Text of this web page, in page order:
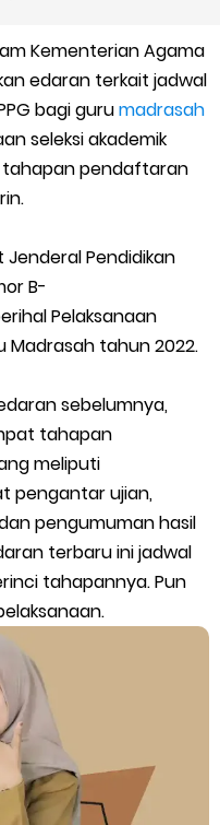
dan SMP/MTs
di EMIS-GTK Baru
Operator dan PTK
dan Madrasah
Client TKA 2026
Madrasah 2026
Periode Maret 2026
Tahap I Tahun
Simulasi TKA
Ramadan 2026
EMIS GTK
Kementerian Agama
edaran terkait jadwal
bagi gurumadrasah
seleksi akademik
pendaftaran
Pendidikan
B-
Pelaksanaan
Madrasah tahun 2022.
sebelumnya,
tahapan
meliputi
pengantar ujian,
pengumuman hasil
terbaru ini jadwal
tahapannya. Pun